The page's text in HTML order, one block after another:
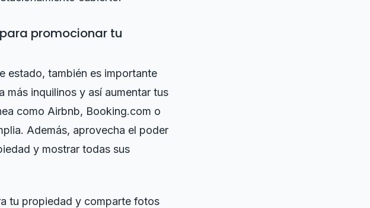
promocionar tu
estado, también es importante
más inquilinos y así aumentar tus
como Airbnb, Booking.com o
Además, aprovecha el poder
y mostrar todas sus
tu propiedad y comparte fotos